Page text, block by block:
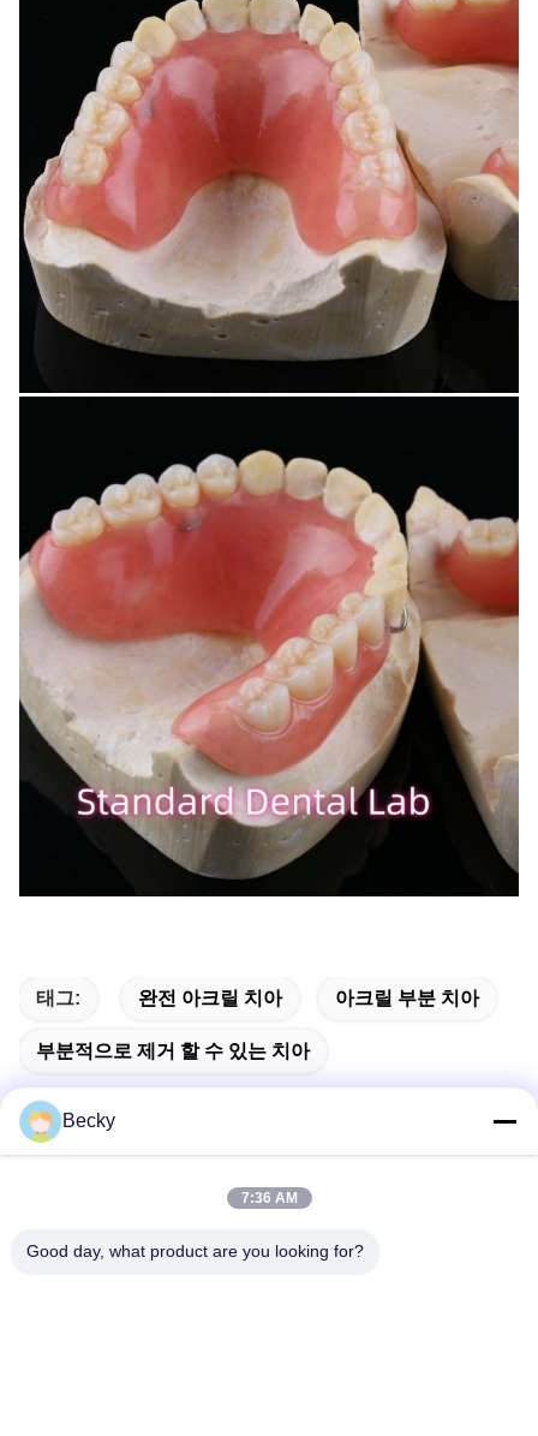
태그: 완전 아크릴 치아 아크릴 부분 치아
부분적으로 제거 할 수 있는 치아
주소
Becky
7:36 AM
Good day, what product are you looking for?